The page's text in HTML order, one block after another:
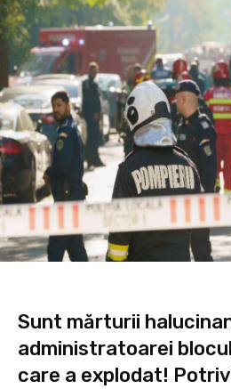
Sunt mărturii
administratoarei
care a explodat!